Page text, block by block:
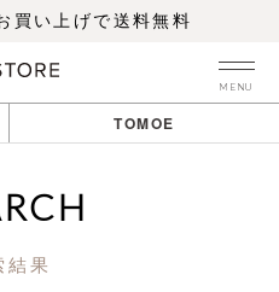
買い上げで送料無料
MENU
TOMOE
結果